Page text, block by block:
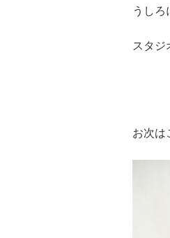
うし
スタジ
お次は